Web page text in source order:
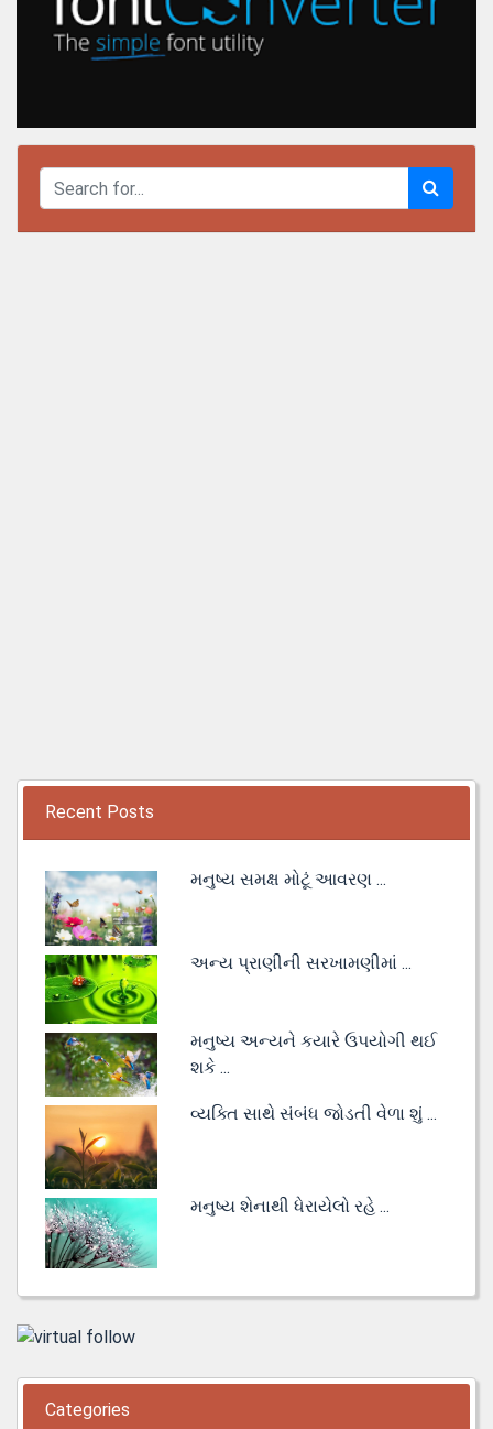
Recent Posts
મનુષ્ય સમક્ષ મોટૂં આવરણ ...
અન્ય પ્રાણીની સરખામણીમાં ...
મનુષ્ય અન્યને કયારે ઉપયોગી થઈ
શકે ...
વ્યક્તિ સાથે સંબંધ જોડતી વેળા શું ...
મનુષ્ય શેનાથી ધેરાયેલો રહે ...
Categories